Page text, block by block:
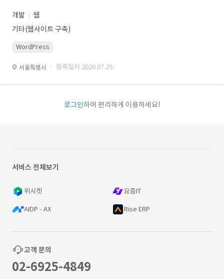
개발
웹
기타(웹사이트 구축)
WordPress
서울특별시 · 등록일자 2026.07.29.
로그인하여 편리하게 이용하세요!
서비스 전체보기
위시켓 요즘IT
AIDP - AX Rise ERP
고객 문의
02-6925-4849